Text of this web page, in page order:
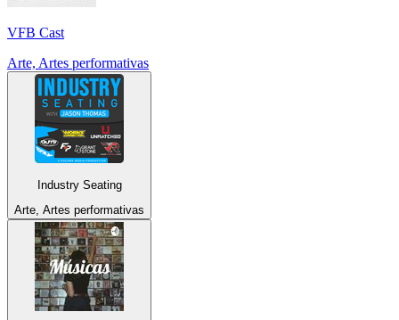
VFB Cast
Arte, Artes performativas
Industry Seating
Arte, Artes performativas